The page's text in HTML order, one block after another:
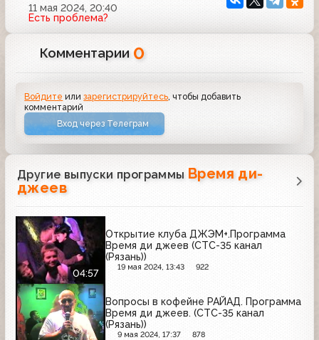
11 мая 2024, 20:40
Есть проблема?
Комментарии 0
Войдите илизарегистрируйтесь , чтобы добавить
комментарий
Вход через Телеграм
Другие выпуски программы Время ди-
джеев
04:57
Открытие клуба ДЖЭМ+.Программа
Время ди джеев (СТС-35 канал
(Рязань))
19 мая 2024, 13:43 922
Вопросы в кофейне РАЙАД. Программа
Время ди джеев. (СТС-35 канал
(Рязань))
9 мая 2024, 17:37 878